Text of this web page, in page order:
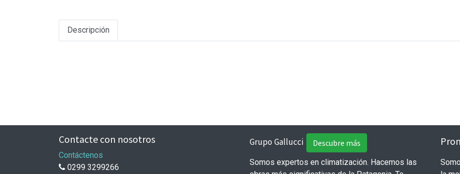
Descripción
Contacte con nosotros
Contáctenos
0299 3299266
Grupo Gallucci Descubre más
Somos expertos en climatización. Hacemos las